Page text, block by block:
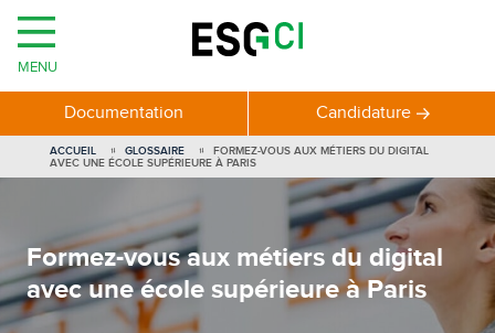
Formez-vous aux métiers du digital
avec une école supérieure à Paris
ACCUEIL GLOSSAIRE
FORMEZ-VOUS AUX MÉTIERS DU DIGITAL
AVEC UNE ÉCOLE SUPÉRIEURE À PARIS
MENU
Documentation Candidature